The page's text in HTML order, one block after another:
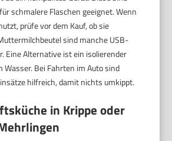
schmalere Flaschen geeignet. Wenn
prüfe vor dem Kauf, ob sie
sind manche USB-
Eine Alternative ist ein isolierender
Bei Fahrten im Auto sind
hilfreich, damit nichts umkippt.
in Krippe oder